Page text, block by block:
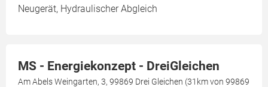
Neugerät, Hydraulischer Abgleich
MS - Energiekonzept - DreiGleichen
Am Abels Weingarten, 3, 99869 Drei Gleichen (31km von 99869